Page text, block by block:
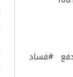
#فساد